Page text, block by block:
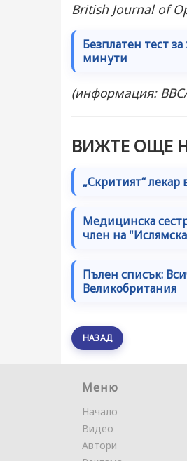
British Journal of
Безплатен тест
минути
(информация:
ВИЖТЕ ОЩЕ
„Скритият“
Медицинска
член на
Пълен списък:
Великобритания
НАЗАД
Меню
Начало
Видео
Автори